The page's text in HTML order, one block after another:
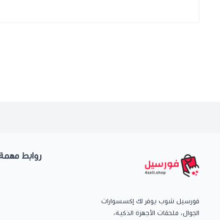
فورسيل شوب يوفر لك إكسسوارات
الجوال، ملحقات الأجهزة الذكية،
روابط